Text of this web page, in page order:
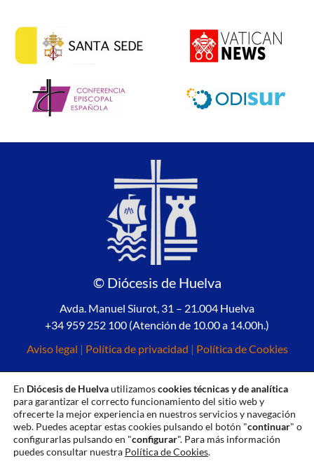
© Diócesis de Huelva
Avda. Manuel Siurot, 31 – 21.004 Huelva
+34 959 252 100 (Atención de 10.00 a 14.00h.)
Aviso legal | Política de privacidad | Política de Cookies
En Diócesis de Huelvautilizamoscookies técnicas y de analítica
para garantizar el correcto funcionamiento del sitio web y
ofrecerte la mejor experiencia en nuestros servicios y navegación
web. Puedes aceptar estas cookies pulsando el botón "continuar" o
configurarlas pulsando en "configurar". Para más información
puedes consultar nuestra Política de Cookies.